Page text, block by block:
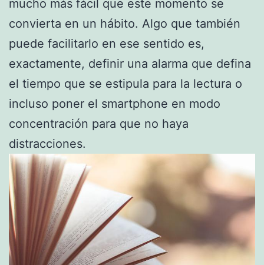
mucho más fácil que este momento se
convierta en un hábito. Algo que también
puede facilitarlo en ese sentido es,
exactamente, definir una alarma que defina
el tiempo que se estipula para la lectura o
incluso poner el smartphone en modo
concentración para que no haya
distracciones.